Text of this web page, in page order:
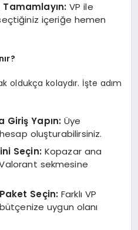
VP ile
içeriğe hemen
oldukça kolaydır. İşte adım
Giriş Yapın: Üye
oluşturabilirsiniz.
Seçin: Kopazar ana
sekmesine
Seçin: Farklı VP
uygun olanı